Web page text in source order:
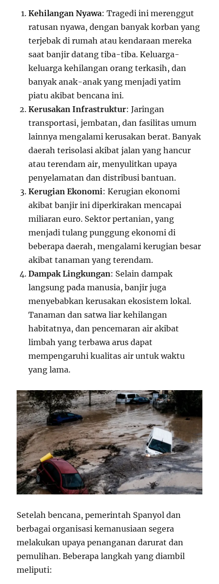
Kehilangan Nyawa: Tragedi ini merenggut
ratusan nyawa, dengan banyak korban yang
terjebak di rumah atau kendaraan mereka
saat banjir datang tiba-tiba. Keluarga-
keluarga kehilangan orang terkasih, dan
banyak anak-anak yang menjadi yatim
piatu akibat bencana ini.
Kerusakan Infrastruktur: Jaringan
transportasi, jembatan, dan fasilitas umum
lainnya mengalami kerusakan berat. Banyak
daerah terisolasi akibat jalan yang hancur
atau terendam air, menyulitkan upaya
penyelamatan dan distribusi bantuan.
Kerugian Ekonomi: Kerugian ekonomi
akibat banjir ini diperkirakan mencapai
miliaran euro. Sektor pertanian, yang
menjadi tulang punggung ekonomi di
beberapa daerah, mengalami kerugian besar
akibat tanaman yang terendam.
Dampak Lingkungan: Selain dampak
langsung pada manusia, banjir juga
menyebabkan kerusakan ekosistem lokal.
Tanaman dan satwa liar kehilangan
habitatnya, dan pencemaran air akibat
limbah yang terbawa arus dapat
mempengaruhi kualitas air untuk waktu
yang lama.
Setelah bencana, pemerintah Spanyol dan
berbagai organisasi kemanusiaan segera
melakukan upaya penanganan darurat dan
pemulihan. Beberapa langkah yang diambil
meliputi: